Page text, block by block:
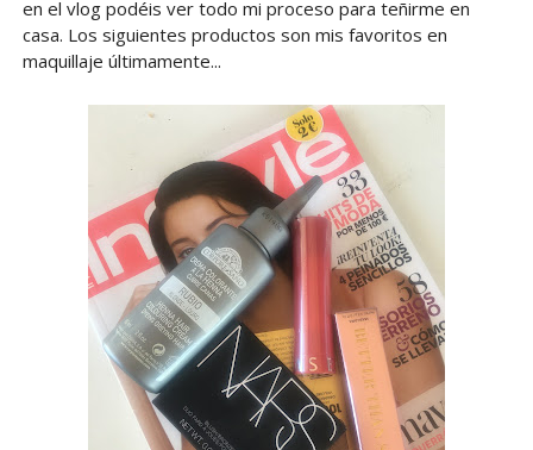
en el vlog podéis ver todo mi proceso para teñirme en
casa. Los siguientes productos son mis favoritos en
maquillaje últimamente...